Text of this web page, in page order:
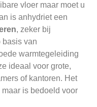
vloer maar moet u
is anhydriet een
, zeker bij
basis van
warmtegeleiding
ideaal voor grote,
of kantoren. Het
is bedoeld voor